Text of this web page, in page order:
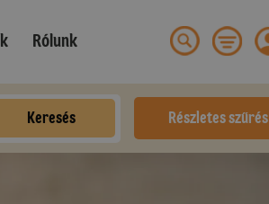
Rólunk
Keresés Részletes szűrés